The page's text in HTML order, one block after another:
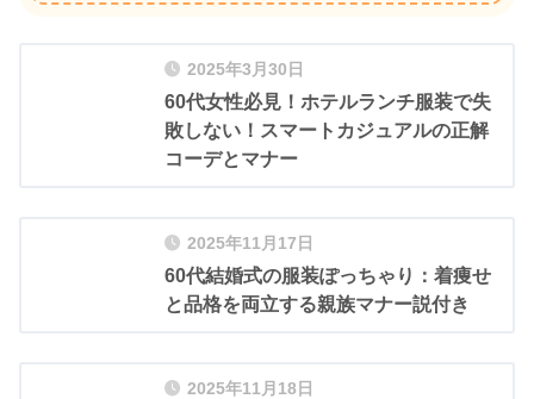
2025年3月30日
60代女性必見！ホテルランチ服装で失
敗しない！スマートカジュアルの正解
コーデとマナー
2025年11月17日
60代結婚式の服装ぽっちゃり：着痩せ
と品格を両立する親族マナー説付き
2025年11月18日